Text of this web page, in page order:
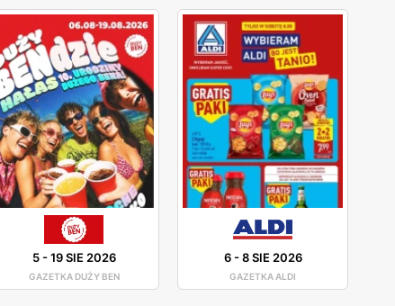
5-19 SIE 2026
GAZETKA DUŻY BEN
6-8 SIE 2026
GAZETKA ALDI